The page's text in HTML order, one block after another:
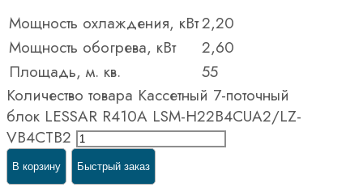
Мощность охлаждения, кВт2,20
Мощность обогрева, кВт
2,60
Площадь, м. кв.
55
Количество товара Кассетный 7-поточный
блок LESSAR R410A LSM-H22B4CUA2/LZ-
VB4CТВ2
В корзину Быстрый заказ